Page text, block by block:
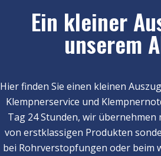
Ein kleiner
unserem
Hier finden Sie einen kleinen
Klempnerservice und
Tag 24 Stunden, wir
von erstklassigen Produkten
bei Rohrverstopfungen oder beim